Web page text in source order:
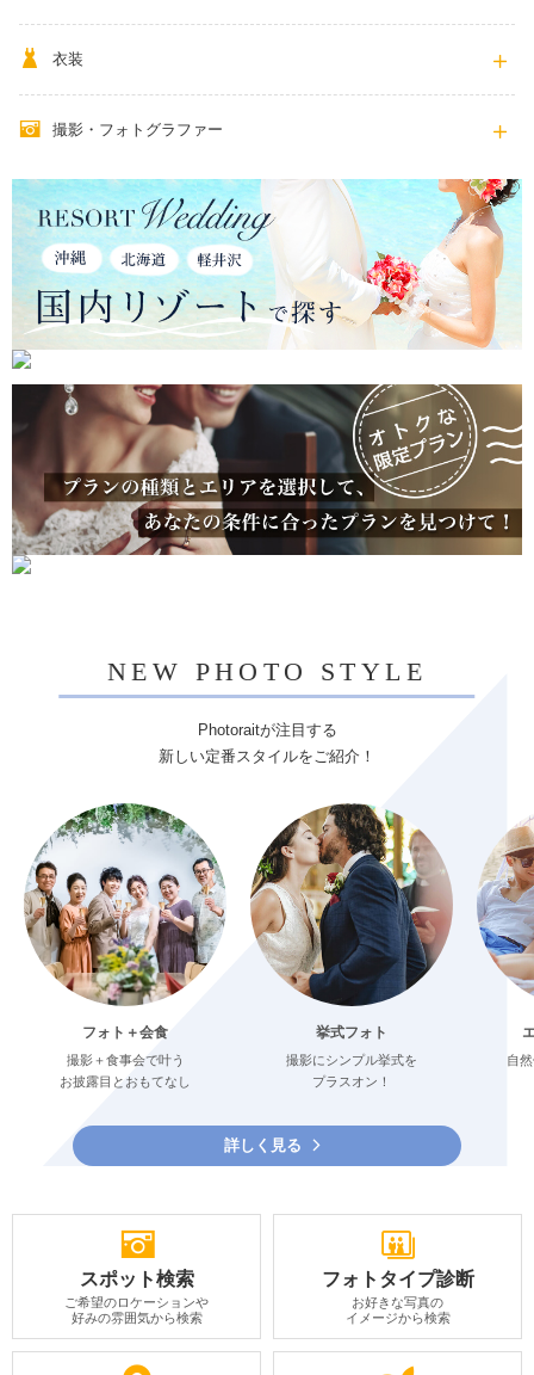
衣装
撮影・フォトグラファー
NEW PHOTO STYLE
Photoraitが注目する
新しい定番スタイルをご紹介！
フォト＋会食
撮影＋食事会で叶う
お披露目とおもてなし
挙式フォト
撮影にシンプル挙式を
プラスオン！
自
詳しく見る
スポット検索
ご希望のロケーションや
好みの雰囲気から検索
フォトタイプ診断
お好きな写真の
イメージから検索